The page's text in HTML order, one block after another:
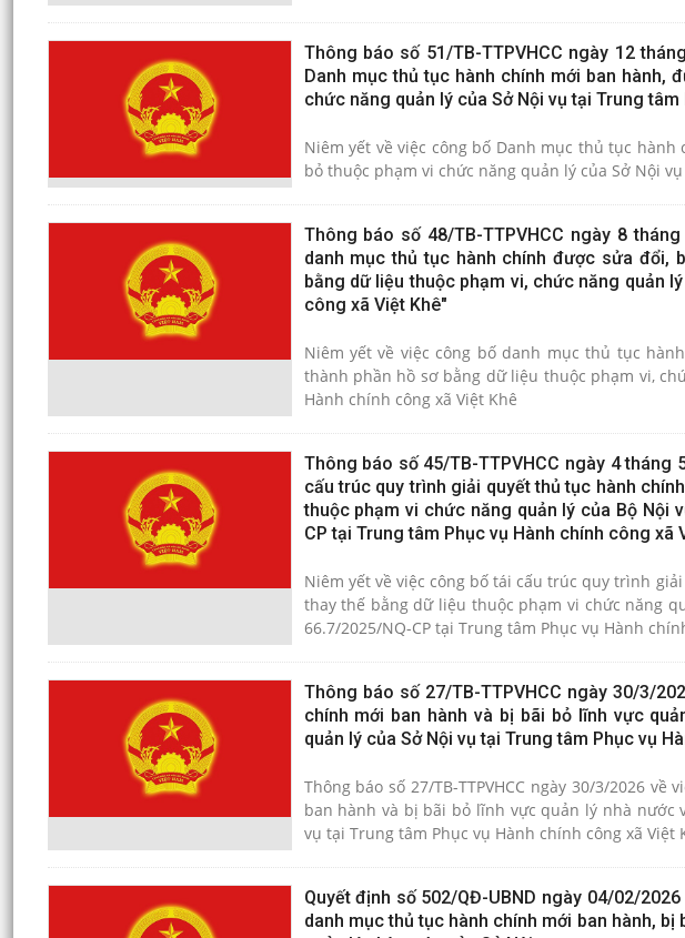
Thông báo số 51/TB-TTPVHCC ngày 12
Danh mục thủ tục hành chính mới ban hành,
chức năng quản lý của Sở Nội vụ tại Trung
Niêm yết về việc công bố Danh mục thủ tục
Thông báo số 48/TB-TTPVHCC ngày 8
danh mục thủ tục hành chính được sửa đổi,
bằng dữ liệu thuộc phạm vi, chức năng quản
công xã Việt Khê"
Niêm yết về việc công bố danh mục thủ tục
thành phần hồ sơ bằng dữ liệu thuộc phạm vi, chức năng quản
Hành chính công xã Việt Khê
Thông báo số 45/TB-TTPVHCC ngày 4
cấu trúc quy trình giải quyết thủ tục hành
thuộc phạm vi chức năng quản lý của Bộ Nội
CP tại Trung tâm Phục vụ Hành chính công xã
Niêm yết về việc công bố tái cấu trúc quy trình
thay thế bằng dữ liệu thuộc phạm vi chức năng
66.7/2025/NQ-CP tại Trung tâm Phục vụ Hành
Thông báo số 27/TB-TTPVHCC ngày 30/3/
chính mới ban hành và bị bãi bỏ lĩnh vực
quản lý của Sở Nội vụ tại Trung tâm Phục vụ
Thông báo số 27/TB-TTPVHCC ngày 30/3/2026
ban hành và bị bãi bỏ lĩnh vực quản lý nhà nước
vụ tại Trung tâm Phục vụ Hành chính công xã Việt
Quyết định số 502/QĐ-UBND ngày 04/02/
danh mục thủ tục hành chính mới ban hành,